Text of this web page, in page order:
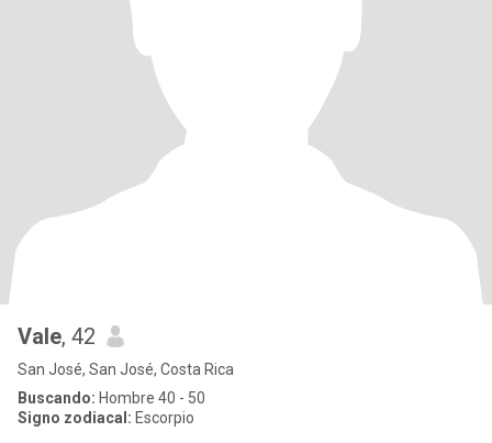
Vale, 42
San José, San José, Costa Rica
Buscando: Hombre 40 - 50
Signo zodiacal: Escorpio